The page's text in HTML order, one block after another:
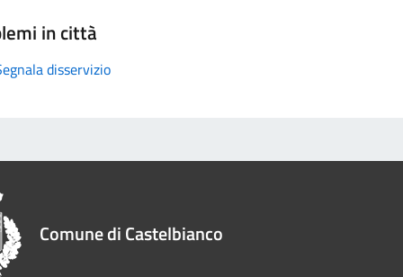
in città
disservizio
Comune di Castelbianco